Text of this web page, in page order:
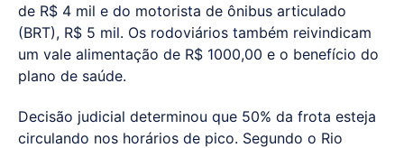
de R$ 4 mil e do motorista de ônibus articulado
(BRT), R$ 5 mil. Os rodoviários também reivindicam
um vale alimentação de R$ 1000,00 e o benefício do
plano de saúde.
Decisão judicial determinou que 50% da frota esteja
circulando nos horários de pico. Segundo o Rio